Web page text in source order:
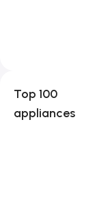
Top 100
appliances